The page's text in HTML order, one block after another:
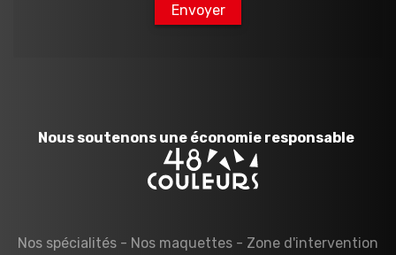
Envoyer
Nous soutenons une économie responsable
Nos spécialités - Nos maquettes - Zone d'intervention